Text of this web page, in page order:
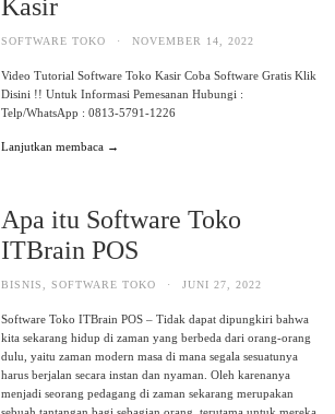
Kasir
SOFTWARE TOKO · NOVEMBER 14, 2022
Video Tutorial Software Toko Kasir Coba Software Gratis Klik
Disini !! Untuk Informasi Pemesanan Hubungi :
Telp/WhatsApp : 0813-5791-1226
Lanjutkan membaca →
Apa itu Software Toko
ITBrain POS
BISNIS ,SOFTWARE TOKO · JUNI 27, 2022
Software Toko ITBrain POS – Tidak dapat dipungkiri bahwa
kita sekarang hidup di zaman yang berbeda dari orang-orang
dulu, yaitu zaman modern masa di mana segala sesuatunya
harus berjalan secara instan dan nyaman. Oleh karenanya
menjadi seorang pedagang di zaman sekarang merupakan
sebuah tantangan bagi sebagian orang, terutama untuk mereka